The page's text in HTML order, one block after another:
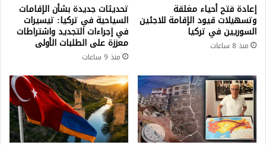
إعادة فتح أحياء مغلقة
وتسهيلات قيود الإقامة للاجئين
السوريين في تركيا
منذ 8 ساعات
تحديثات جديدة بشأن الإقامات
السياحية في تركيا: تيسيرات
في إجراءات التجديد واشتراطات
معززة على الطلبات الأولى
منذ 9 ساعات